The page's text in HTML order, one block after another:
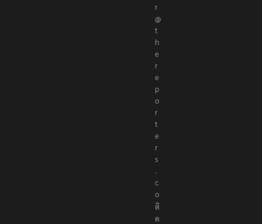
r
@
t
h
e
r
e
p
o
r
t
e
r
s
.
c
o
ติ
ด